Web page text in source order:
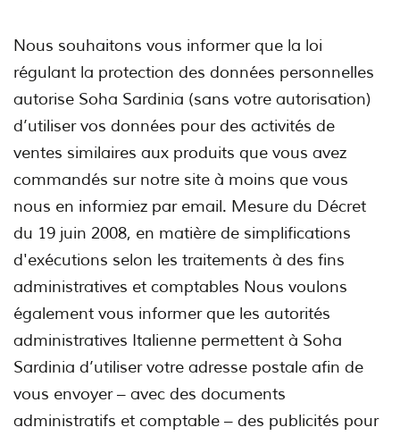
Nous souhaitons vous informer que la loi
régulant la protection des données personnelles
autorise Soha Sardinia (sans votre autorisation)
d’utiliser vos données pour des activités de
ventes similaires aux produits que vous avez
commandés sur notre site à moins que vous
nous en informiez par email. Mesure du Décret
du 19 juin 2008, en matière de simplifications
d'exécutions selon les traitements à des fins
administratives et comptables Nous voulons
également vous informer que les autorités
administratives Italienne permettent à Soha
Sardinia d’utiliser votre adresse postale afin de
vous envoyer – avec des documents
administratifs et comptable – des publicités pour